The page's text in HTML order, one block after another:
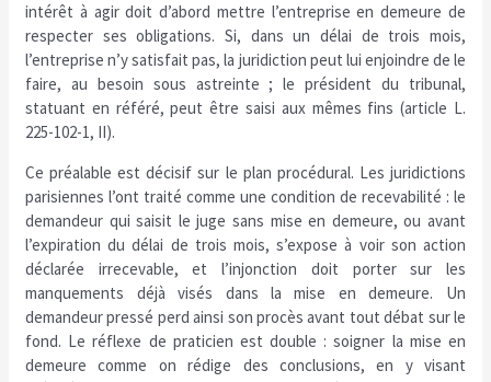
intérêt à agir doit d’abord mettre l’entreprise en demeure de
respecter ses obligations. Si, dans un délai de trois mois,
l’entreprise n’y satisfait pas, la juridiction peut lui enjoindre de le
faire, au besoin sous astreinte ; le président du tribunal,
statuant en référé, peut être saisi aux mêmes fins (article L.
225-102-1, II).
Ce préalable est décisif sur le plan procédural. Les juridictions
parisiennes l’ont traité comme une condition de recevabilité : le
demandeur qui saisit le juge sans mise en demeure, ou avant
l’expiration du délai de trois mois, s’expose à voir son action
déclarée irrecevable, et l’injonction doit porter sur les
manquements déjà visés dans la mise en demeure. Un
demandeur pressé perd ainsi son procès avant tout débat sur le
fond. Le réflexe de praticien est double : soigner la mise en
demeure comme on rédige des conclusions, en y visant